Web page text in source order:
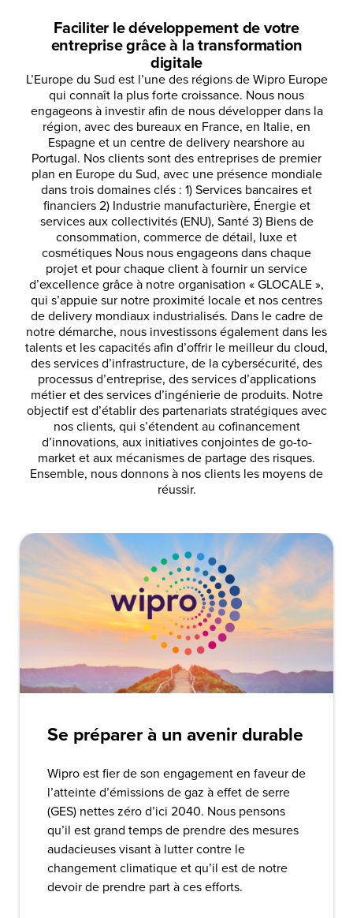
Faciliter le développement de votre
entreprise grâce à la transformation
digitale
L’Europe du Sud est l’une des régions de Wipro Europe
qui connaît la plus forte croissance. Nous nous
engageons à investir afin de nous développer dans la
région, avec des bureaux en France, en Italie, en
Espagne et un centre de delivery nearshore au
Portugal. Nos clients sont des entreprises de premier
plan en Europe du Sud, avec une présence mondiale
dans trois domaines clés : 1) Services bancaires et
financiers2) Industrie manufacturière, Énergie et
services aux collectivités (ENU), Santé3) Biens de
consommation, commerce de détail, luxe et
cosmétiques Nous nous engageons dans chaque
projet et pour chaque client à fournir un service
d’excellence grâce à notre organisation « GLOCALE »,
qui s’appuie sur notre proximité locale et nos centres
de delivery mondiaux industrialisés. Dans le cadre de
notre démarche, nous investissons également dans les
talents et les capacités afin d’offrir le meilleur du cloud,
des services d’infrastructure, de la cybersécurité, des
processus d’entreprise, des services d’applications
métier et des services d’ingénierie de produits. Notre
objectif est d’établir des partenariats stratégiques avec
nos clients, qui s’étendent au cofinancement
d’innovations, aux initiatives conjointes de go-to-
market et aux mécanismes de partage des risques.
Ensemble, nous donnons à nos clients les moyens de
réussir.
Se préparer à un avenir durable
Wipro est fier de son engagement en faveur de
l’atteinte d’émissions de gaz à effet de serre
(GES) nettes zéro d’ici 2040. Nous pensons
qu’il est grand temps de prendre des mesures
audacieuses visant à lutter contre le
changement climatique et qu’il est de notre
devoir de prendre part à ces efforts.